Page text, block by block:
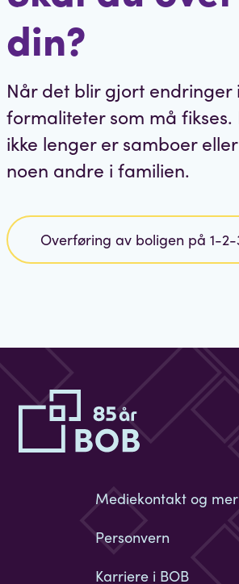
din?
Når det blir gjort
formaliteter som må
ikke lenger er samboer
noen andre i familien.
Overføring av boligen på 1-2-
Mediekontakt og
Personvern
Karriere i BOB